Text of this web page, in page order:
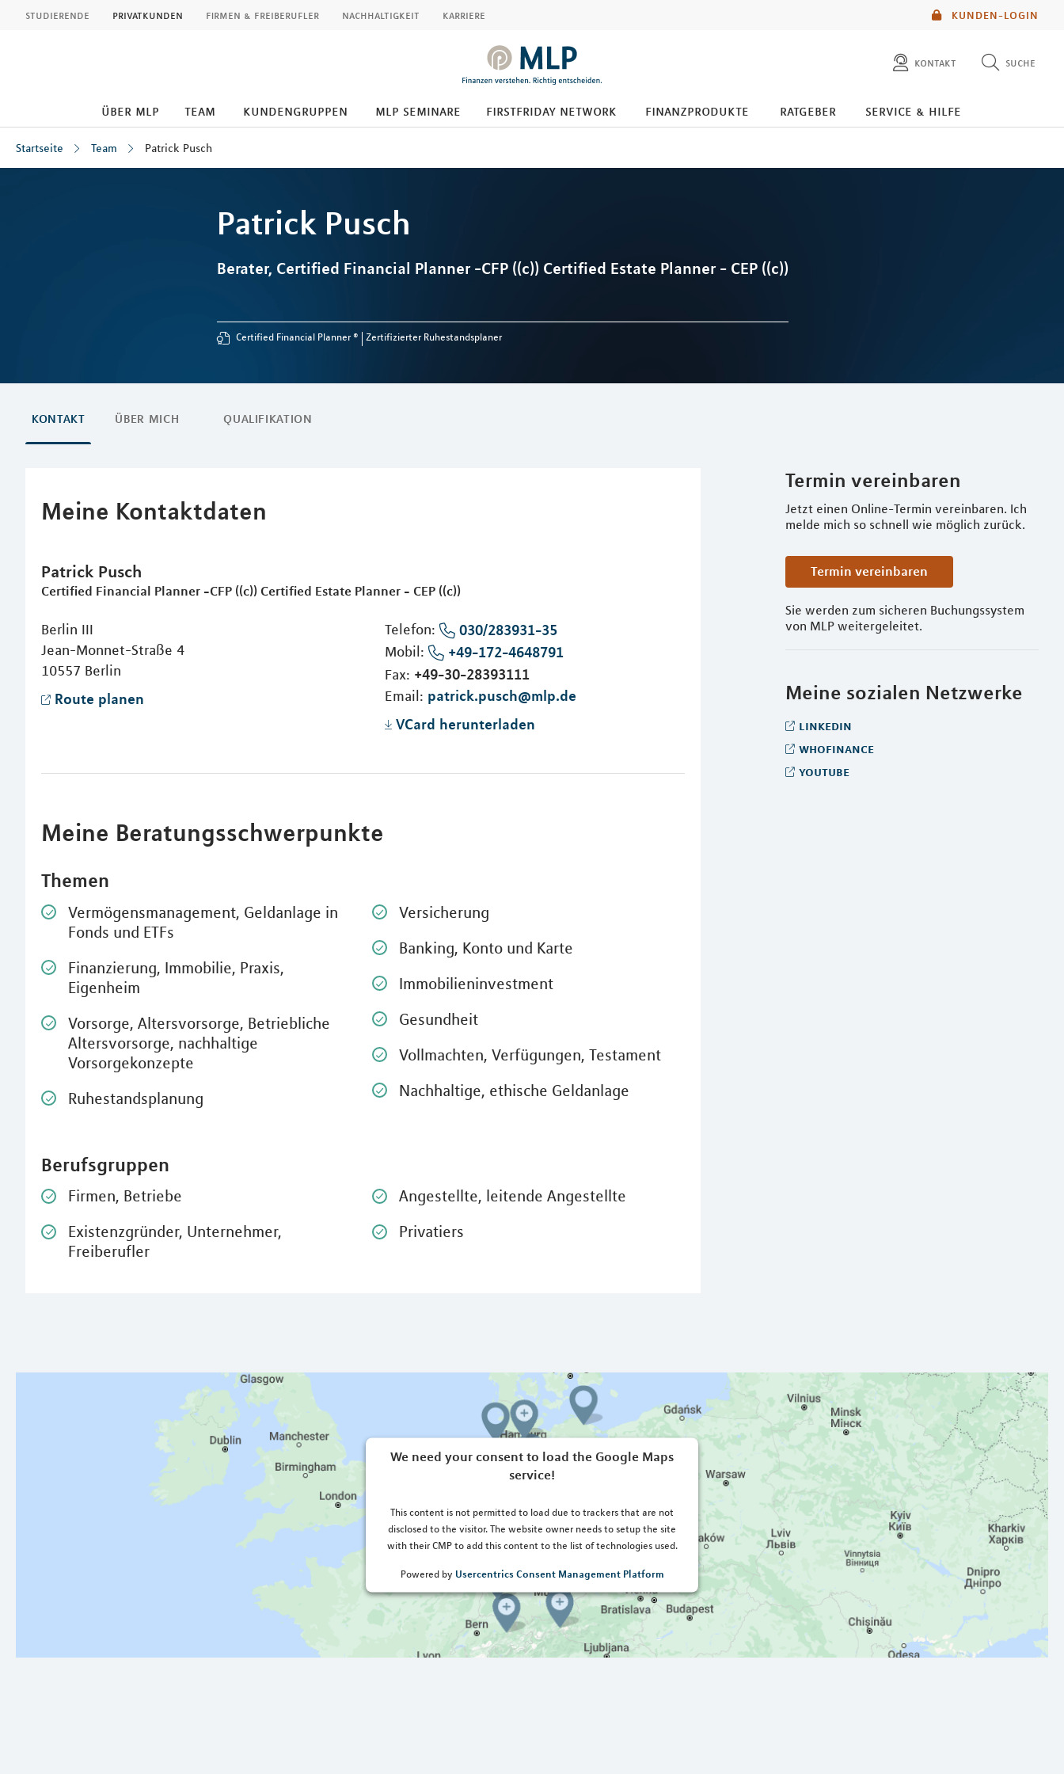
KUNDEN-LOGIN
studierende privatkunden firmen & freiberufler nachhaltigkeit karriere
kontakt suche
diese website durchsuchen
über mlp team kundengruppen mlp seminare firstfriday network finanzprodukte ratgeber service & hilfe
Startseite Team Patrick Pusch
Patrick Pusch
Berater, Certified Financial Planner -CFP ((c)) Certified Estate Planner - CEP ((c))
Certified Financial Planner ® Zertifizierter Ruhestandsplaner
KONTAKT ÜBER MICH QUALIFIKATION
Termin vereinbaren
Jetzt einen Online-Termin vereinbaren. Ich
melde mich so schnell wie möglich zurück.
Termin vereinbaren
Sie werden zum sicheren Buchungssystem
von MLP weitergeleitet.
Meine sozialen Netzwerke
linkedin
whofinance
youtube
Meine Kontaktdaten
Patrick Pusch
Certified Financial Planner -CFP ((c)) Certified Estate Planner - CEP ((c))
Berlin III
Jean-Monnet-Straße 4
10557 Berlin
Route planen
Telefon:
030/283931-35
Mobil:
+49-172-4648791
Fax: +49-30-28393111
Email: patrick.pusch@mlp.de
VCard herunterladen
Meine Beratungsschwerpunkte
Themen
Vermögensmanagement, Geldanlage in
Fonds und ETFs
Finanzierung, Immobilie, Praxis,
Eigenheim
Vorsorge, Altersvorsorge, Betriebliche
Altersvorsorge, nachhaltige
Vorsorgekonzepte
Ruhestandsplanung
Versicherung
Banking, Konto und Karte
Immobilieninvestment
Gesundheit
Vollmachten, Verfügungen, Testament
Nachhaltige, ethische Geldanlage
Berufsgruppen
Firmen, Betriebe
Existenzgründer, Unternehmer,
Freiberufler
Angestellte, leitende Angestellte
Privatiers
We need your consent to load the Google Maps
service!
This content is not permitted to load due to trackers that are not
disclosed to the visitor. The website owner needs to setup the site
with their CMP to add this content to the list of technologies used.
Powered by Usercentrics Consent Management Platform